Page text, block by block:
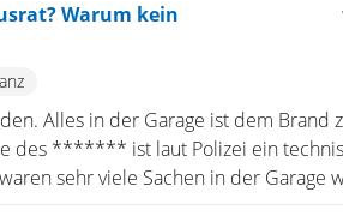
Warum kein
Alles in der Garage ist dem Brand
des ******* ist laut Polizei ein
sehr viele Sachen in der Garage